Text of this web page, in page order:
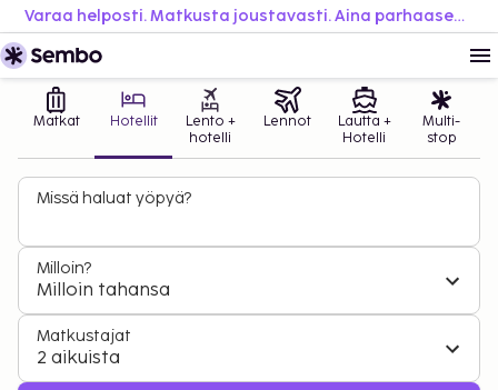
Varaa helposti. Matkusta joustavasti. Aina parhaaseen hintaan.
Matkat Hotellit
Lento +
hotelli
Lennot
Lautta +
Hotelli
Multi-
stop
Missä haluat yöpyä?
Milloin?
Milloin tahansa
Matkustajat
2 aikuista